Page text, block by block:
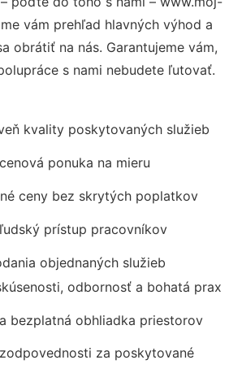
vám prehľad hlavných výhod a
obrátiť na nás. Garantujeme vám,
s nami nebudete ľutovať.
kvality poskytovaných služieb
ponuka na mieru
ceny bez skrytých poplatkov
prístup pracovníkov
objednaných služieb
odbornosť a bohatá prax
bezplatná obhliadka priestorov
za poskytované